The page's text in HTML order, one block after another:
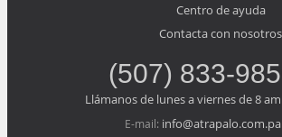
Centro de ayuda
Contacta con nosotros
(507) 833-
Llámanos de lunes a viernes de 8
E-mail: info@atrapalo.com.pa